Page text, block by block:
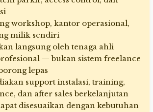
workshop, kantor operasional,
milik sendiri
langsung oleh tenaga ahli
— bukan sistem freelance
lepas
support instalasi, training,
dan after sales berkelanjutan
disesuaikan dengan kebutuhan